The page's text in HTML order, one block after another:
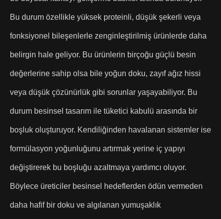
Bu durum özellikle yüksek proteinli, düşük şekerli veya
fonksiyonel bileşenlerle zenginleştirilmiş ürünlerde daha
belirgin hale geliyor. Bu ürünlerin birçoğu güçlü besin
değerlerine sahip olsa bile yoğun doku, zayıf ağız hissi
veya düşük çözünürlük gibi sorunlar yaşayabiliyor. Bu
durum besinsel tasarım ile tüketici kabulü arasında bir
boşluk oluşturuyor. Kendiliğinden havalanan sistemler ise
formülasyon yoğunluğunu artırmak yerine iç yapıyı
değiştirerek bu boşluğu azaltmaya yardımcı oluyor.
Böylece üreticiler besinsel hedeflerden ödün vermeden
daha hafif bir doku ve algılanan yumuşaklık